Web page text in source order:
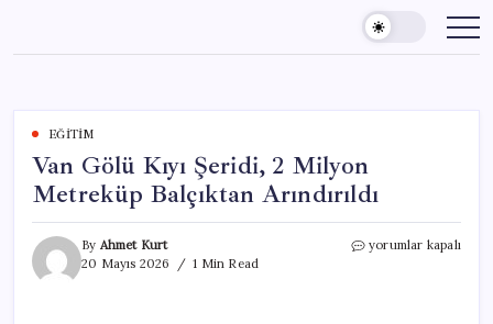
content
EĞITIM
Van Gölü Kıyı Şeridi, 2 Milyon
Metreküp Balçıktan Arındırıldı
By Ahmet Kurt
20 Mayıs 2026
1 Min Read
Van
yorumlar kapalı